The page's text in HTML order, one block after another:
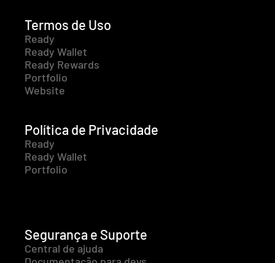
Termos de Uso
Ready
Ready Wallet
Ready Rewards
Portfolio
Website
Política de Privacidade
Ready
Ready Wallet
Portfolio
Segurança e Suporte
Central de ajuda